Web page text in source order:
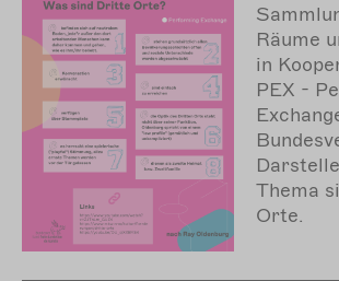
Räume
in
PEX -
Thema
Orte.